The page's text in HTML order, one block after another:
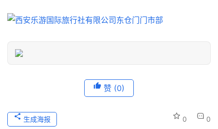
景
点
旅
历
史
注册
赞 (0)
0 0
生成海报